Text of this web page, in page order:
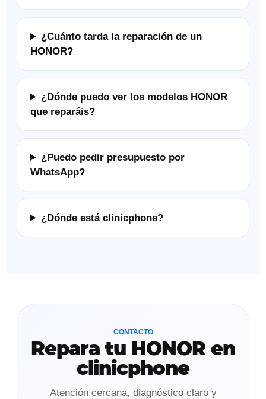
¿Cuánto tarda la reparación de un
HONOR?
¿Dónde puedo ver los modelos HONOR
que reparáis?
¿Puedo pedir presupuesto por
WhatsApp?
¿Dónde está clinicphone?
CONTACTO
Repara tu HONOR en
clinicphone
Atención cercana, diagnóstico claro y